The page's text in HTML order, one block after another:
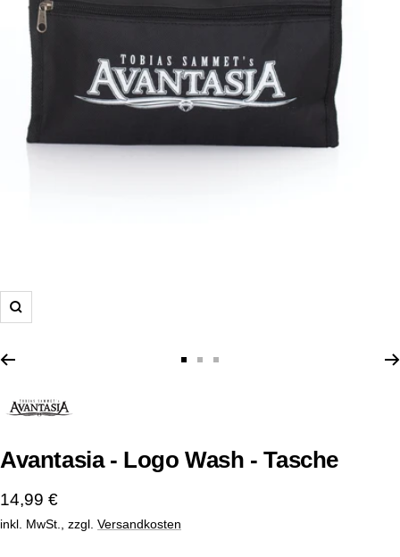
Zoom
Avantasia - Logo Wash - Tasche
Angebotspreis
14,99 €
inkl. MwSt., zzgl. Versandkosten